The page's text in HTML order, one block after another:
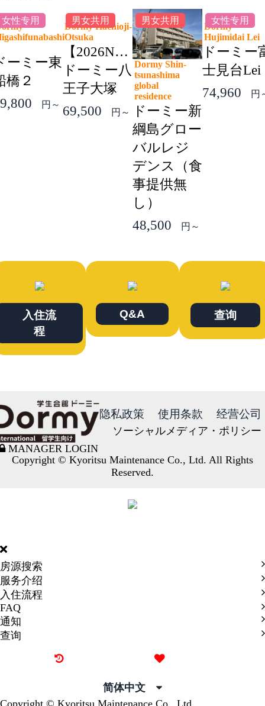
女性专用
ーミー東
橋２
円～
男女共用
Dormy Hachioji-
Otsuka
【2026NEW】
ドーミー八
王子大塚
69,500
円～
男女共用
Dormy Shin-
tsunashima
global
residence
ドーミー新
綱島グロー
バルレジ
デンス（食
事提供無
し）
48,500
円～
女性专用
Dormy
Hujimidai
ドーミー
士見台Lei
74,960
円
入住流
程
Q&A 查询
MANAGER LOGIN
隐私政策 使用条款 经营公司
ソーシャルメディア・ポリシー
Copyright © Kyoritsu Maintenance Co., Ltd. All Rights
Reserved.
房源搜索
服务介绍
入住流程
FAQ
通知
查询
简体中文